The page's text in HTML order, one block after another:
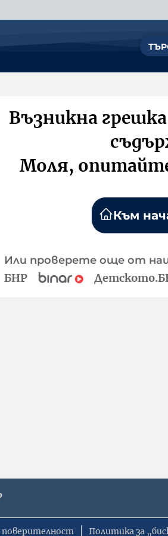
Възникна
Моля,
Към
Или проверете още от
БНР
поверителност Политика за